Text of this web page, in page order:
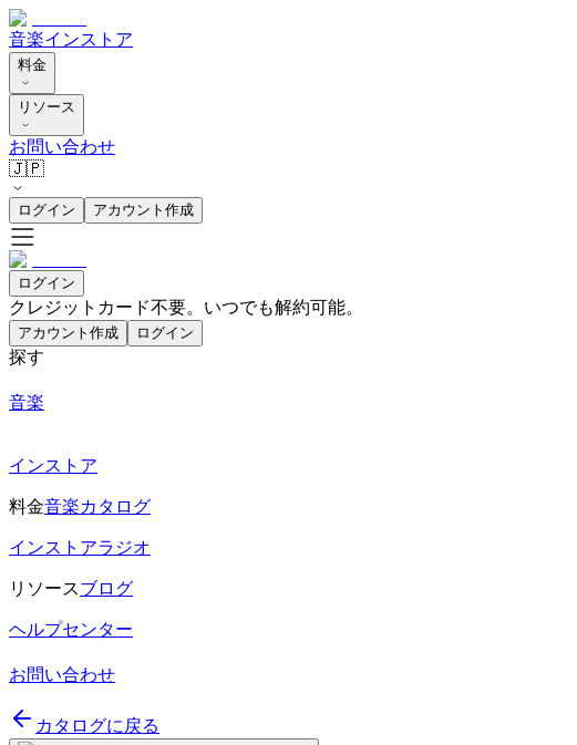
音楽インストア
料金
リソース
お問い合わせ
🇯🇵
ログイン アカウント作成
ログイン
クレジットカード不要。いつでも解約可能。
アカウント作成 ログイン
探す
音楽
インストア
料金音楽カタログ
インストアラジオ
リソースブログ
ヘルプセンター
お問い合わせ
カタログに戻る